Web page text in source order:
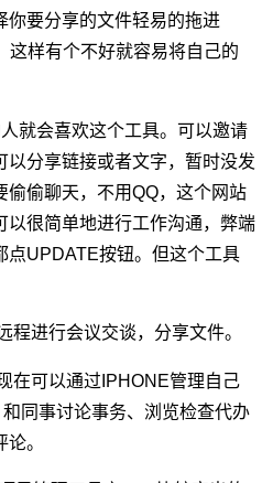
你要分享的文件轻易的拖进
这样有个不好就容易将自己的
就会喜欢这个工具。可以邀请
以分享链接或者文字，暂时没发
偷偷聊天，不用QQ，这个网站
以很简单地进行工作沟通，弊端
点UPDATE按钮。但这个工具
程进行会议交谈，分享文件。
在可以通过IPHONE管理自己
同事讨论事务、浏览检查代办
。